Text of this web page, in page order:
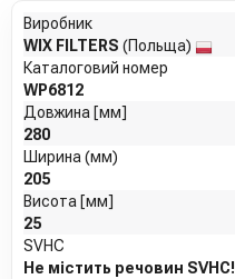
Виробник
WIX FILTERS (Польща)
Каталоговий номер
WP6812
Довжина [мм]
280
Ширина (мм)
205
Висота [мм]
25
SVHC
Не містить речовин SVHC!